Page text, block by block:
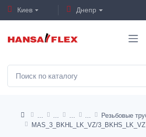
Киев Днепр
MAS_3_BKHL_LK_VZ/3_BKHS_LK_VZ